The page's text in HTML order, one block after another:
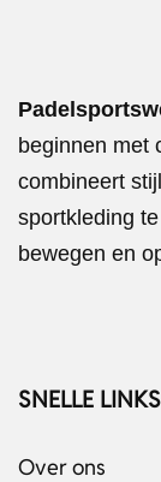
beginnen met
combineert
sportkleding
bewegen en
SNELLE LINKS
Over ons